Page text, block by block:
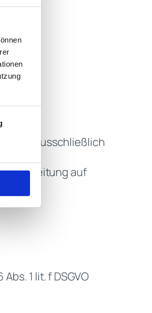
ausschließlich
Verarbeitung auf
1 lit. f DSGVO